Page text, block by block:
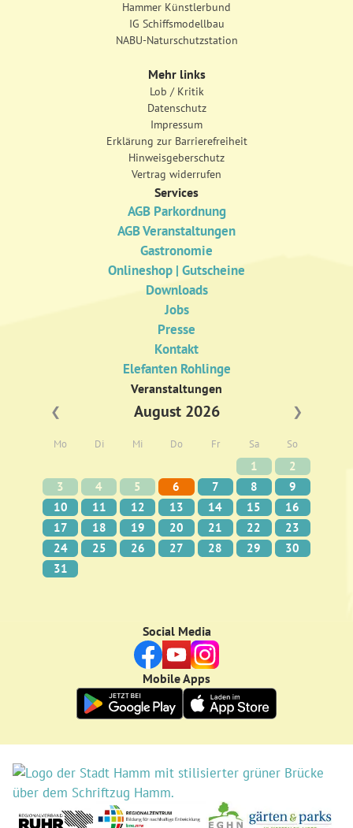
Hammer Künstlerbund
IG Schiffsmodellbau
NABU-Naturschutzstation
Mehr links
Lob / Kritik
Datenschutz
Impressum
Erklärung zur Barrierefreiheit
Hinweisgeberschutz
Vertrag widerrufen
Services
AGB Parkordnung
AGB Veranstaltungen
Gastronomie
Onlineshop | Gutscheine
Downloads
Jobs
Presse
Kontakt
Elefanten Rohlinge
Veranstaltungen
❮
August 2026 ❯
Mo Di Mi Do Fr Sa So
1
2
3
4 5 6 7 8
9
10
11 12 13 14 15
16
17
18 19 20 21 22
23
24
25 26 27 28 29
30
31
Social Media
Mobile Apps